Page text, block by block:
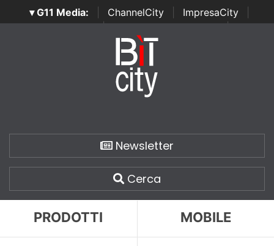
▾ G11 Media: ChannelCity ImpresaCity
SecurityOpenLab | Italian Channel Awards | Italian
Italian Security Awards
Newsletter
Cerca
PRODOTTI MOBILE